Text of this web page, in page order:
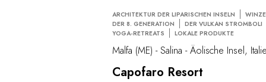
ARCHITEKTUR DER LIPARISCHEN INSELN
DER 8. GENERATION
DER VULKAN STROMBOLI
YOGA-RETREATS
LOKALE PRODUKTE
Malfa (ME) - Salina - Äolische Insel,
Capofaro Resort